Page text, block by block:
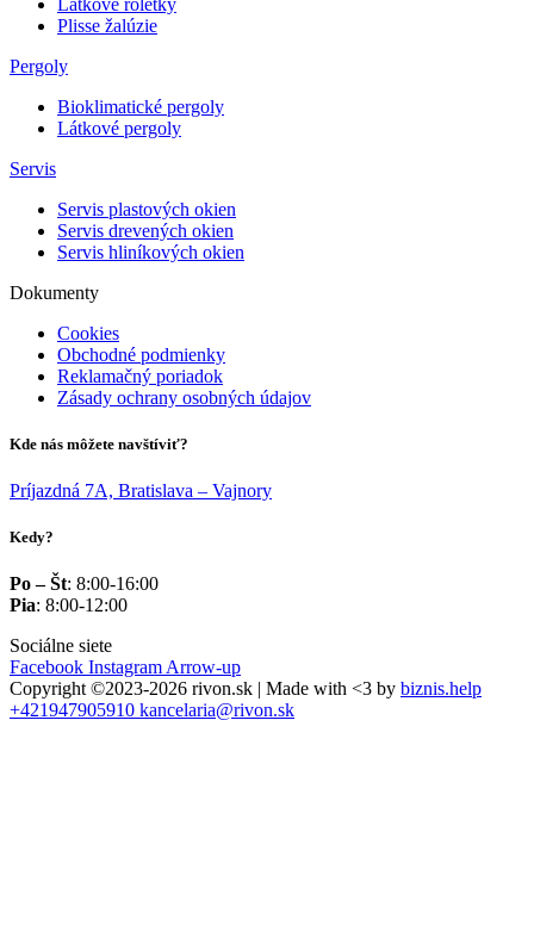
Plisse žalúzie
Pergoly
Bioklimatické pergoly
Látkové pergoly
Servis
Servis plastových okien
Servis drevených okien
Servis hliníkových okien
Dokumenty
Cookies
Obchodné podmienky
Reklamačný poriadok
Zásady ochrany osobných údajov
Kde nás môžete navštíviť?
Príjazdná 7A, Bratislava – Vajnory
Kedy?
Po – Št: 8:00-16:00
Pia: 8:00-12:00
Sociálne siete
Facebook Instagram Arrow-up
Copyright ©2023-2026 rivon.sk | Made with <3 by biznis.help
+421947905910 kancelaria@rivon.sk